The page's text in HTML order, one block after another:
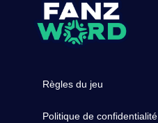
Règles du jeu
Politique de confidentialité